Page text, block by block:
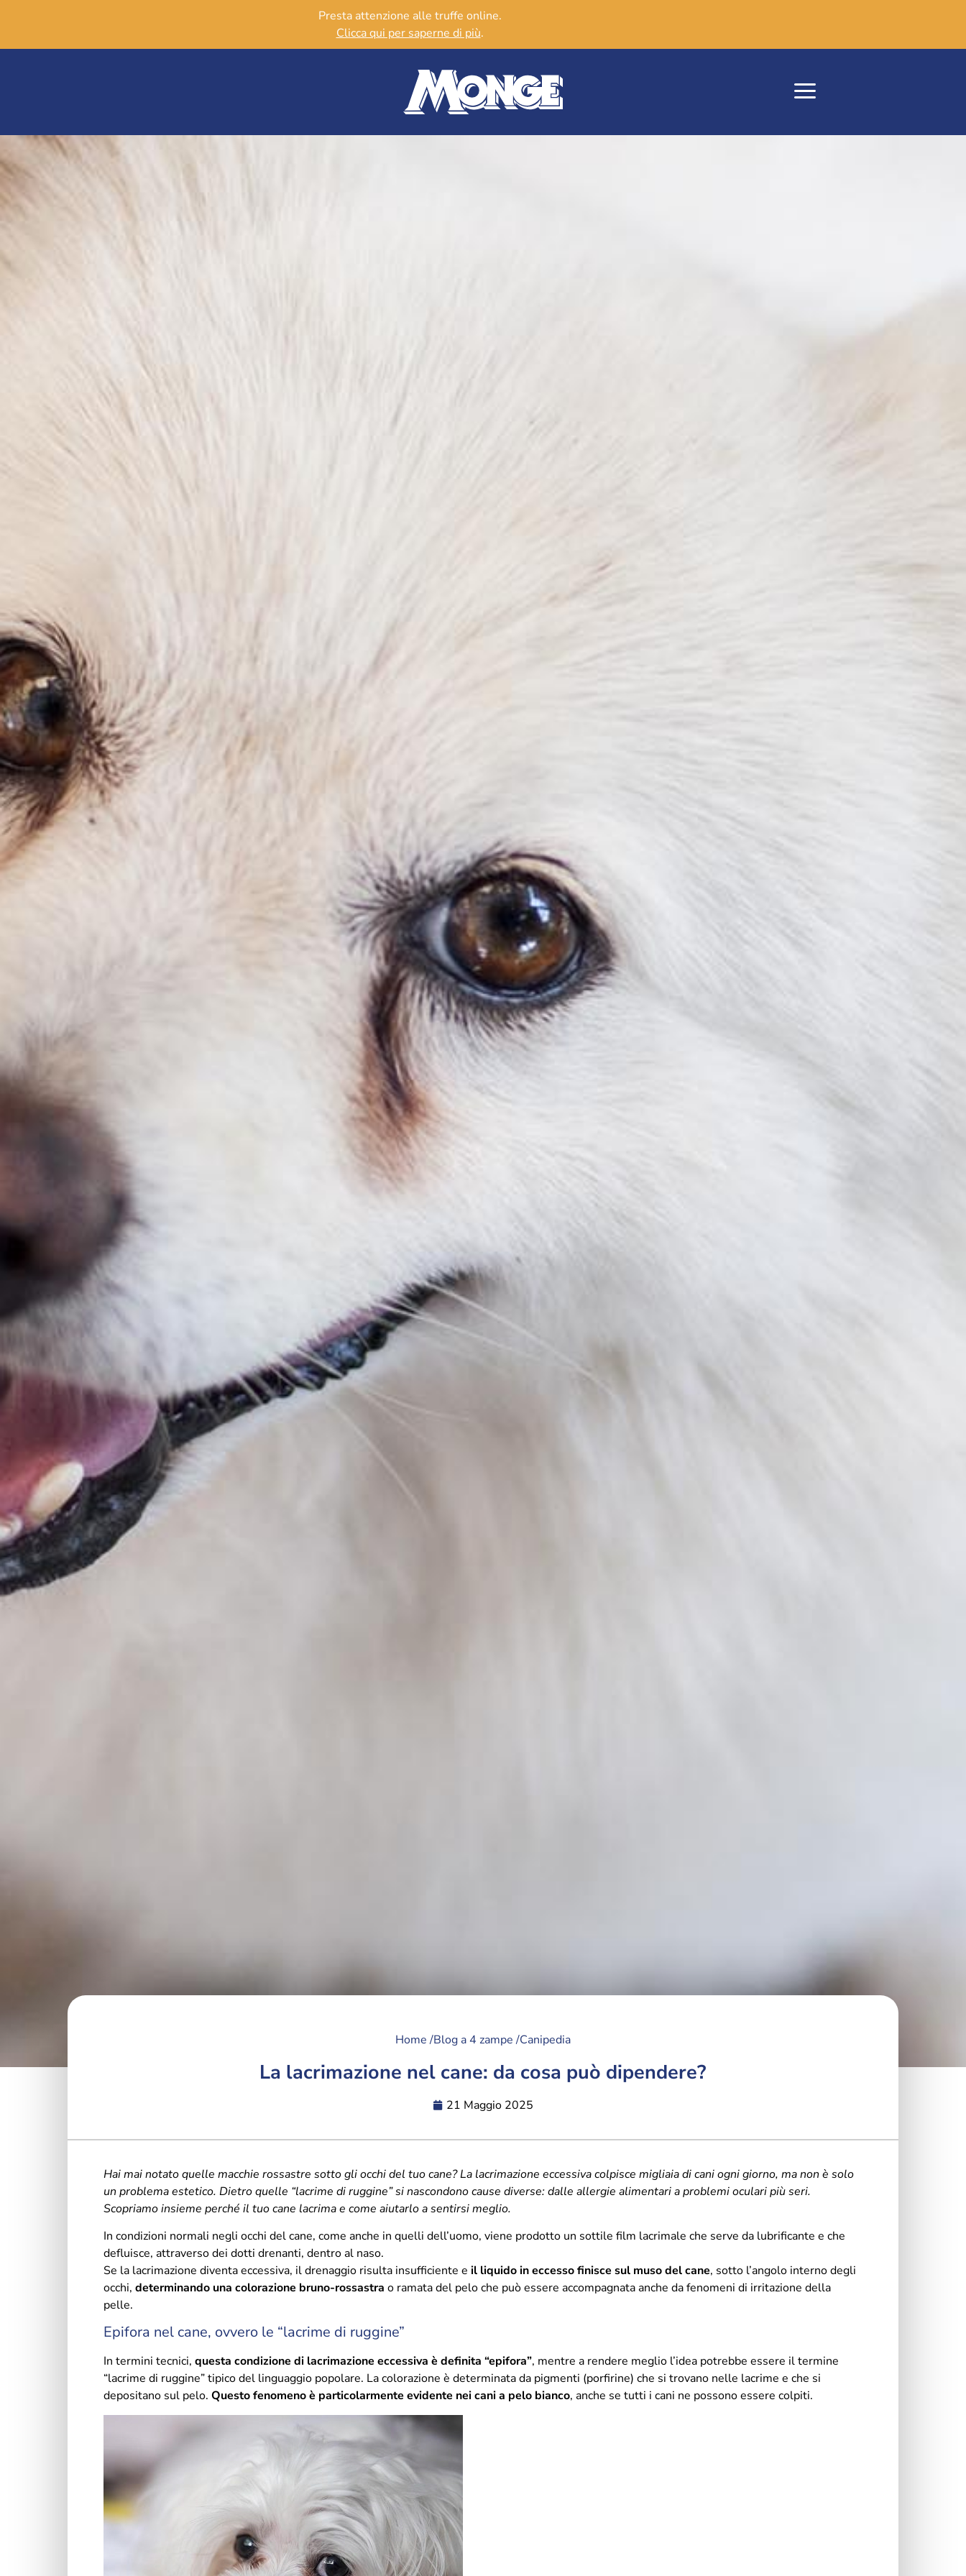
Presta attenzione alle truffe online.
Clicca qui per saperne di più.
Home /Blog a 4 zampe /Canipedia
La lacrimazione nel cane: da cosa può dipendere?
21 Maggio 2025
Hai mai notato quelle macchie rossastre sotto gli occhi del tuo cane? La lacrimazione eccessiva colpisce migliaia di cani ogni giorno, ma non è solo
un problema estetico. Dietro quelle “lacrime di ruggine” si nascondono cause diverse: dalle allergie alimentari a problemi oculari più seri.
Scopriamo insieme perché il tuo cane lacrima e come aiutarlo a sentirsi meglio.
In condizioni normali negli occhi del cane, come anche in quelli dell’uomo, viene prodotto un sottile film lacrimale che serve da lubrificante e che
defluisce, attraverso dei dotti drenanti, dentro al naso.
Se la lacrimazione diventa eccessiva, il drenaggio risulta insufficiente eil liquido in eccesso finisce sul muso del cane, sotto l’angolo interno degli
occhi,determinando una colorazione bruno-rossastra o ramata del pelo che può essere accompagnata anche da fenomeni di irritazione della
pelle.
Epifora nel cane, ovvero le “lacrime di ruggine”
In termini tecnici,questa condizione di lacrimazione eccessiva è definita “epifora”, mentre a rendere meglio l’idea potrebbe essere il termine
“lacrime di ruggine” tipico del linguaggio popolare. La colorazione è determinata da pigmenti (porfirine) che si trovano nelle lacrime e che si
depositano sul pelo.Questo fenomeno è particolarmente evidente nei cani a pelo bianco, anche se tutti i cani ne possono essere colpiti.